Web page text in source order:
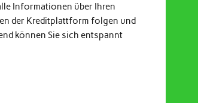
Informationen über Ihren
der Kreditplattform folgen und
können Sie sich entspannt